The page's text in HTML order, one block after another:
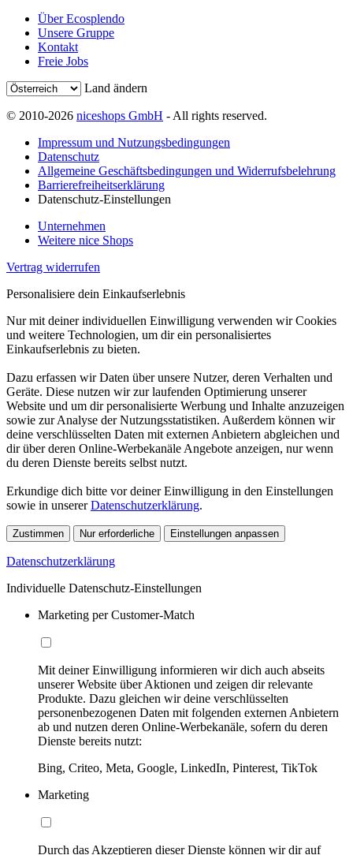
Über Ecosplendo
Unsere Gruppe
Kontakt
Freie Jobs
Land ändern
© 2010-2026 niceshops GmbH - All rights reserved.
Impressum und Nutzungsbedingungen
Datenschutz
Allgemeine Geschäftsbedingungen und Widerrufsbelehrung
Barrierefreiheitserklärung
Datenschutz-Einstellungen
Unternehmen
Weitere nice Shops
Vertrag widerrufen
Personalisiere dein Einkaufserlebnis
Nur mit deiner individuellen Einwilligung verwenden wir Cookies
und weitere Technologien, um dir ein personalisiertes
Einkaufserlebnis zu bieten.
Dazu erfassen wir Daten über unsere Nutzer, deren Verhalten und
Geräte. Diese nutzen wir zur laufenden Optimierung unserer
Website und um dir personalisierte Werbung und Inhalte anzuzeigen
sowie zur Analyse der Nutzungsstatistiken. Außerdem können wir
deine verschlüsselten Daten mit externen Anbietern abgleichen und
dir über deren Online-Werbekanäle Angebote anzeigen, nur wenn
du deren Dienste bereits selbst nutzt.
Erkundige dich bitte vor deiner Einwilligung in den Einstellungen
sowie in unsererDatenschutzerklärung.
Zustimmen Nur erforderliche Einstellungen anpassen
Datenschutzerklärung
Individuelle Datenschutz-Einstellungen
Marketing per Customer-Match
Mit deiner Einwilligung informieren wir dich auch abseits
unserer Website über Aktionen und zeigen dir relevante
Produkte. Dazu gleichen wir deine verschlüsselten
personenbezogenen Daten mit folgenden externen Anbietern
ab und nutzen deren Online-Werbekanäle, sofern du deren
Dienste bereits nutzt:
Bing, Criteo, Meta, Google, LinkedIn, Pinterest, TikTok
Marketing
Durch das Akzeptieren dieser Dienste können wir dir auf